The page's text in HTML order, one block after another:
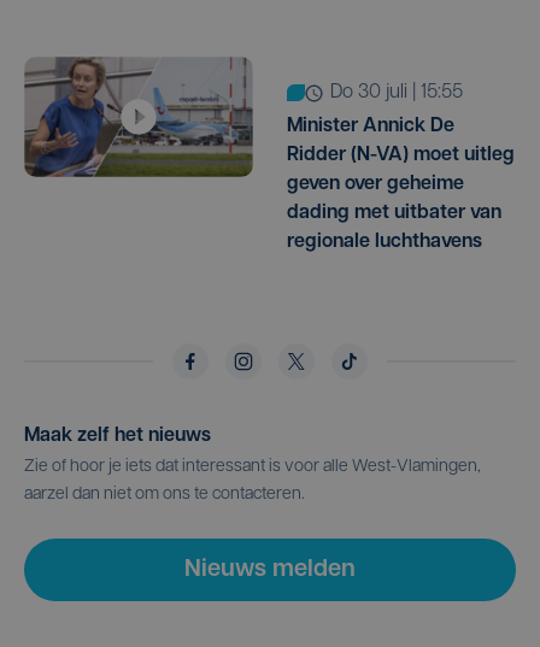
do 30 juli | 15:55
Minister Annick De
Ridder (N-VA) moet uitleg
geven over geheime
dading met uitbater van
regionale luchthavens
Maak zelf het nieuws
Zie of hoor je iets dat interessant is voor alle West-Vlamingen,
aarzel dan niet om ons te contacteren.
Nieuws melden